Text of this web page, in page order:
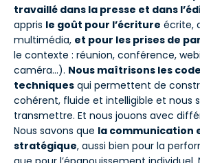
travaillé dans la presse et dans
appris le goût pour l’écriture écrite,
multimédia, et pour les prises de
le contexte : réunion, conférence,
caméra…). Nous maîtrisons les
techniques qui permettent de
cohérent, fluide et intelligible et nous
transmettre. Et nous jouons avec
Nous savons que la communication
stratégique, aussi bien pour la